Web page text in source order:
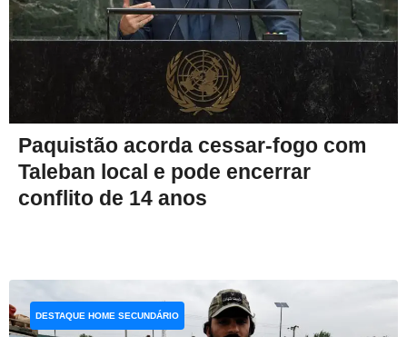
Paquistão acorda cessar-fogo com
Taleban local e pode encerrar
conflito de 14 anos
DESTAQUE HOME SECUNDÁRIO